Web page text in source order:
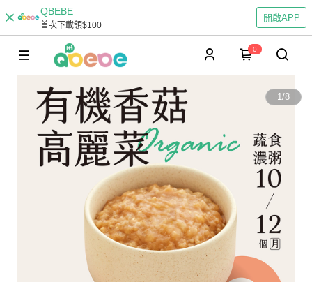
QBEBE
首次下載領$100
開啟APP
0
1/8